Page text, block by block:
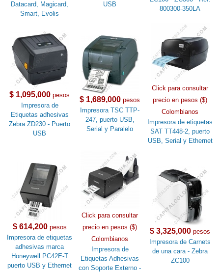
Datacard, Magicard,
Smart, Evolis
USB
800300-350LA
$ 1,095,000 pesos
Impresora de
Etiquetas adhesivas
Zebra ZD230 - Puerto
USB
$ 1,689,000 pesos
Impresora TSC TTP-
247, puerto USB,
Serial y Paralelo
Click para consultar
precio en pesos ($)
Colombianos
Impresora de etiquetas
SAT TT448-2, puerto
USB, Serial y Ethernet
$ 614,200pesos
Impresora de etiquetas
adhesivas marca
Honeywell PC42E-T
puerto USB y Ethernet
Click para consultar
precio en pesos ($)
Colombianos
Impresora de
Etiquetas Adhesivas
con Soporte Externo -
$ 3,325,000 pesos
Impresora de Carnets
de una cara - Zebra
ZC100